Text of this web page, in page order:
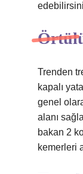
Trenden
kapalı
genel
alanı
bakan 2
kemerleri